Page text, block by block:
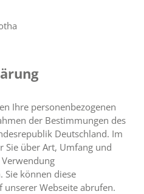
Ihre personenbezogenen
der Bestimmungen des
Deutschland. Im
Sie über Art, Umfang und
Sie können diese
Webseite abrufen.